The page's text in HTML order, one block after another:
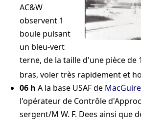
AC&W
observent 1
boule pulsant
un bleu-vert
terne, de la taille d'une pièce de
bras, voler très rapidement et
06 h A la base USAF de
l'opérateur de Contrôle
sergent/M W. F. Dees ainsi que